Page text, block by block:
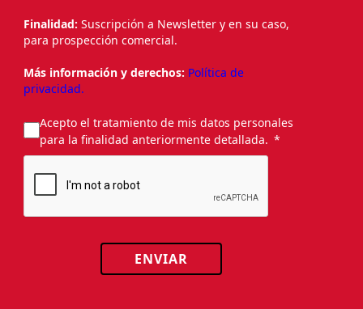
Finalidad: Suscripción a Newsletter y en su caso,
para prospección comercial.
Más información y derechos: Política de
privacidad.
Acepto el tratamiento de mis datos personales
para la finalidad anteriormente detallada.
ENVIAR